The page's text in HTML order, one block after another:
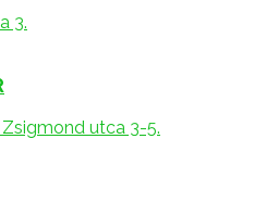
3.
utca 3-5.